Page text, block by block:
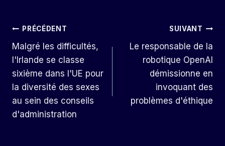
Navigation
De
L’article
PRÉCÉDENT
Malgré les difficultés,
l'Irlande se classe
sixième dans l'UE pour
la diversité des sexes
au sein des conseils
d'administration
SUIVANT
Le responsable de la
robotique OpenAI
démissionne en
invoquant des
problèmes d'éthique